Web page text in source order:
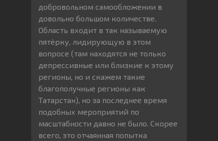
добровольном самообложении в
довольно большом количестве.
Область входит в так называемую
пятёрку, лидирующую в этом
вопросе (там находятся не только
депрессивные или близкие к этому
регионы, но и скажем такие
благополучные регионы как
Татарстан), но за последнее время
подобных мероприятий по
масштабности давно не было. Скорее
всего, это отчаянная попытка